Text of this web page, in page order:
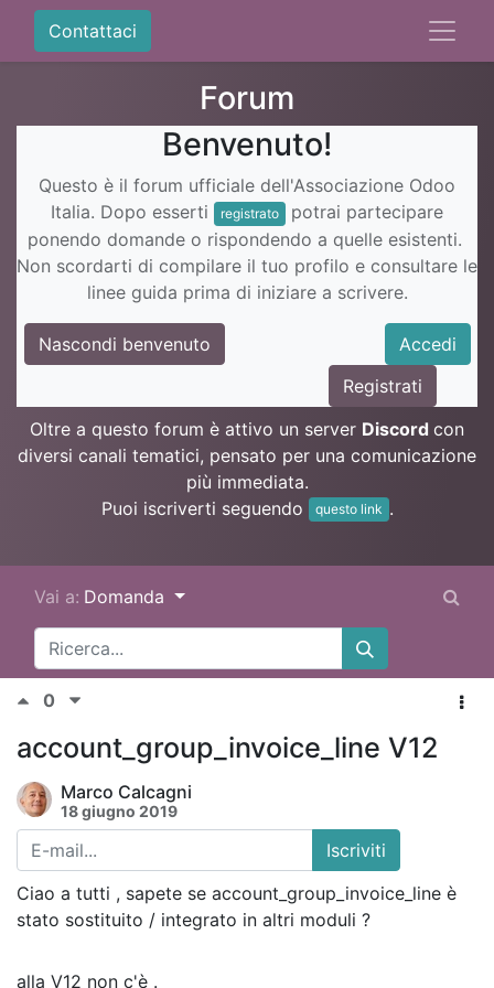
Contattaci
Forum
Benvenuto!
Questo è il forum ufficiale dell'Associazione Odoo
Italia. Dopo esserti
registrato
potrai partecipare
ponendo domande o rispondendo a quelle esistenti.
Non scordarti di compilare il tuo profilo e consultare le
linee guida prima di iniziare a scrivere.
Nascondi benvenuto
Accedi
Registrati
Oltre a questo forum è attivo un server Discord con
diversi canali tematici, pensato per una comunicazione
più immediata.
Puoi iscriverti seguendo
questo link .
Vai a: Domanda
0
account_group_invoice_line V12
Marco Calcagni
18 giugno 2019
Iscriviti
Ciao a tutti , sapete se account_group_invoice_line è
stato sostituito / integrato in altri moduli ?
alla V12 non c'è .